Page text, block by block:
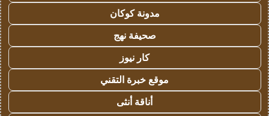
مدونة كوكان
صحيفة نهج
كار نيوز
موقع خبرة التقني
أناقة أنثى